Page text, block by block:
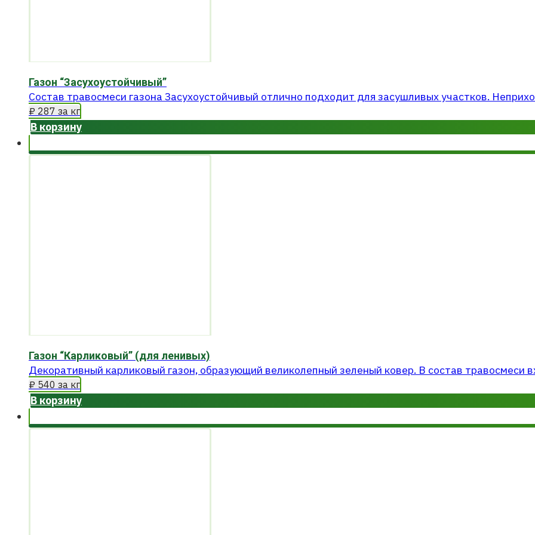
Газон “Засухоустойчивый”
Состав травосмеси газона Засухоустойчивый отлично подходит для засушливых участков.
₽ 287 за кг
В корзину
Газон “Карликовый” (для ленивых)
Декоративный карликовый газон, образующий великолепный зеленый ковер. В состав травосмеси
₽ 540 за кг
В корзину